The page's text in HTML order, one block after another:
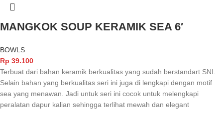
MANGKOK SOUP KERAMIK SEA 6′
BOWLS
Rp 39.100
Terbuat dari bahan keramik berkualitas yang sudah berstandart SNI.
Selain bahan yang berkualitas seri ini juga di lengkapi dengan motif
sea yang menawan. Jadi untuk seri ini cocok untuk melengkapi
peralatan dapur kalian sehingga terlihat mewah dan elegant